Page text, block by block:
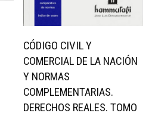
CÓDIGO CIVIL Y
COMERCIAL DE LA NACIÓN
Y NORMAS
COMPLEMENTARIAS.
DERECHOS REALES. TOMO